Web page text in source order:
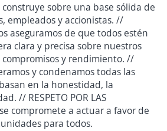
construye sobre una base sólida de
empleados y accionistas. //
aseguramos de que todos estén
clara y precisa sobre nuestros
compromisos y rendimiento. //
y condenamos todas las
en la honestidad, la
// RESPETO POR LAS
se compromete a actuar a favor de
para todos.